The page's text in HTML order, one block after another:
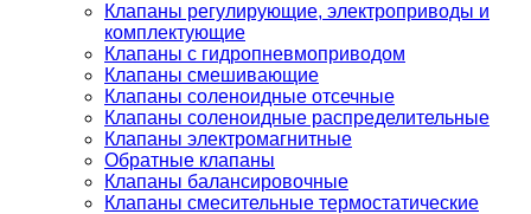
Клапаны регулирующие, электроприводы и
комплектующие
Клапаны с гидропневмоприводом
Клапаны смешивающие
Клапаны соленоидные отсечные
Клапаны соленоидные распределительные
Клапаны электромагнитные
Обратные клапаны
Клапаны балансировочные
Клапаны смесительные термостатические